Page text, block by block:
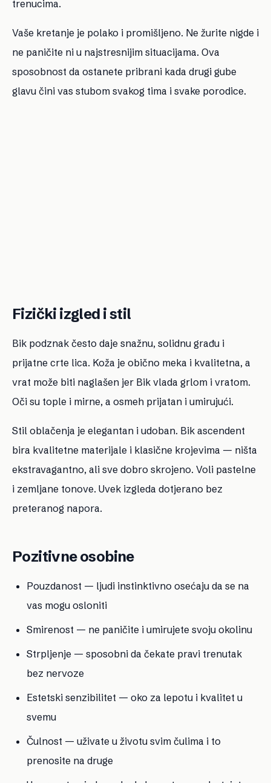
trenucima.
Vaše kretanje je polako i promišljeno. Ne žurite nigde i
ne paničite ni u najstresnijim situacijama. Ova
sposobnost da ostanete pribrani kada drugi gube
glavu čini vas stubom svakog tima i svake porodice.
Fizički izgled i stil
Bik podznak često daje snažnu, solidnu građu i
prijatne crte lica. Koža je obično meka i kvalitetna, a
vrat može biti naglašen jer Bik vlada grlom i vratom.
Oči su tople i mirne, a osmeh prijatan i umirujući.
Stil oblačenja je elegantan i udoban. Bik ascendent
bira kvalitetne materijale i klasične krojevima — ništa
ekstravagantno, ali sve dobro skrojeno. Voli pastelne
i zemljane tonove. Uvek izgleda dotjerano bez
preteranog napora.
Pozitivne osobine
Pouzdanost — ljudi instinktivno osećaju da se na
vas mogu osloniti
Smirenost — ne paničite i umirujete svoju okolinu
Strpljenje — sposobni da čekate pravi trenutak
bez nervoze
Estetski senzibilitet — oko za lepotu i kvalitet u
svemu
Čulnost — uživate u životu svim čulima i to
prenosite na druge